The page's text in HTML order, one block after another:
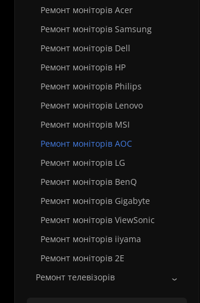
Ремонт моніторів Acer
Ремонт моніторів Samsung
Ремонт моніторів Dell
Ремонт моніторів HP
Ремонт моніторів Philips
Ремонт моніторів Lenovo
Ремонт моніторів MSI
Ремонт моніторів AOC
Ремонт моніторів LG
Ремонт моніторів BenQ
Ремонт моніторів Gigabyte
Ремонт моніторів ViewSonic
Ремонт моніторів iiyama
Ремонт моніторів 2E
Ремонт телевізорів